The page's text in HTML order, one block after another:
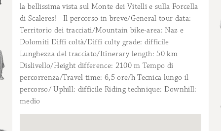
la bellissima vista sul Monte dei Vitelli e sulla Forcella
di Scaleres! Il percorso in breve/General tour data:
Territorio dei tracciati/Mountain bike-area: Naz e
Dolomiti Diffi coltà/Diffi culty grade: difficile
Lunghezza del tracciato/Itinerary length: 50 km
Dislivello/Height difference: 2100 m Tempo di
percorrenza/Travel time: 6,5 ore/h Tecnica lungo il
percorso/ Uphill: difficile Riding technique: Downhill:
medio